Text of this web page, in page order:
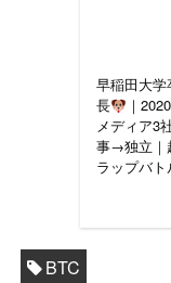
早稲田大
長
｜
メディア3
事→独立｜
ラップバ
BTC